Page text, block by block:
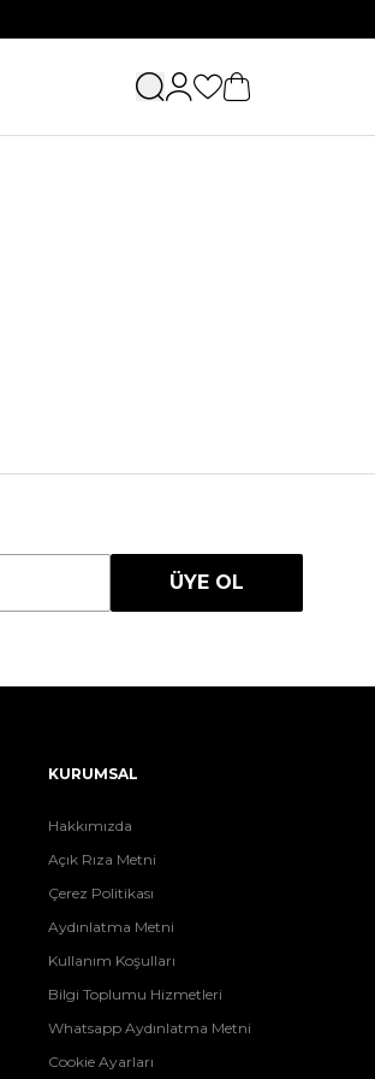
ÜYE OL
KURUMSAL
Hakkımızda
Açık Rıza Metni
Çerez Politikası
Aydınlatma Metni
Kullanım Koşulları
Bilgi Toplumu Hizmetleri
Whatsapp Aydınlatma Metni
Cookie Ayarları